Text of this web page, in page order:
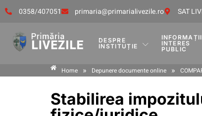
0358/407051 primaria@primarialivezile.ro SAT
DESPRE
INSTITUȚIE
INTERES
PUBLIC
Home » Depunere documente online »
Stabilirea